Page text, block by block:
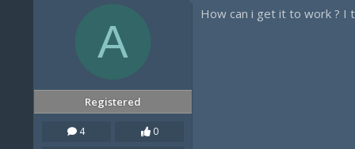
ч
а
A
Registered
4
0
How can i get it to work ? I